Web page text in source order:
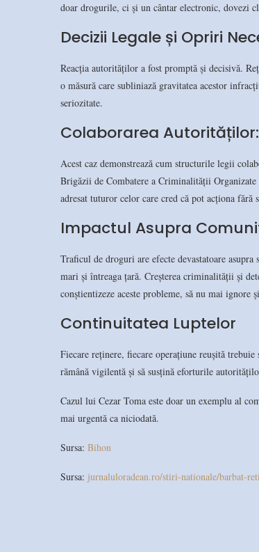
doar drogurile, ci și un cântar electronic, dovezi
Decizii Legale și Opriri
Reacția autorităților a fost promptă și decisivă.
o măsură care subliniază gravitatea acestor
seriozitate.
Colaborarea
Acest caz demonstrează cum structurile legii
Brigăzii de Combatere a Criminalității
adresat tuturor celor care cred că pot acționa fără
Impactul Asupra
Traficul de droguri are efecte devastatoare
mari și întreaga țară. Creșterea criminalității și
conștientizeze aceste probleme, să nu mai
Continuitatea Luptelor
Fiecare reținere, fiecare operațiune reușită
rămână vigilentă și să susțină eforturile
Cazul lui Cezar Toma este doar un exemplu al
mai urgentă ca niciodată.
Sursa: Bihon
Sursa: jurnaluloradean.ro/stiri-nationale/barbat-